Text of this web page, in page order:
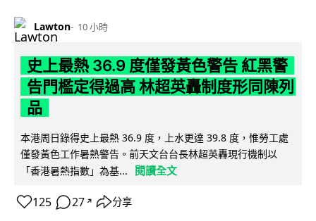
Lawton 10 小時
史上最熱 36.9 度僅發黃色警告 紅黑警
告門檻定得過高 林超英轟制度形同陳列
品
本港周日錄得史上最熱 36.9 度，上水更達 39.8 度，惟勞工處
僅發黃色工作暑熱警告。前天文台台長林超英轟現行機制以
「香港暑熱指數」為基...
閱讀全文
125 27 ↗ 分享